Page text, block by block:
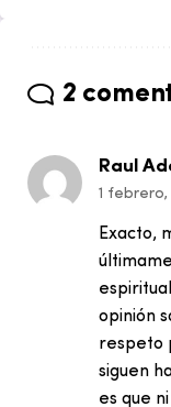
2
Raul
1 febrero,
Exacto,
opinión
respeto
siguen
es que